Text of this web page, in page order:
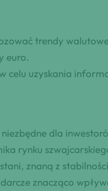
trendy
euro.
celu uzyskania
dla
rynku
znaną z
znacząco